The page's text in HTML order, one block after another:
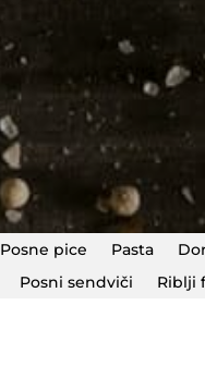
Posne pice Pasta
Posni sendviči
Riblji